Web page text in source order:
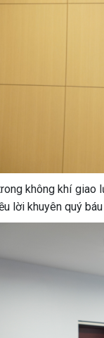
không khí
lời khuyên quý